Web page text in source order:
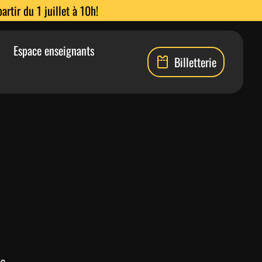
du 1 juillet à 10h!
Espace enseignants
Billetterie